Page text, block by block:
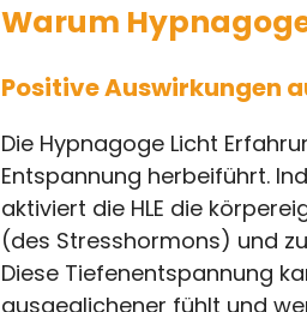
Warum
Positive Auswirkungen
Die Hypnagoge Licht
Entspannung herbeiführt.
aktiviert die HLE die
(des Stresshormons) und
Diese Tiefenentspannung
ausgeglichener fühlt und